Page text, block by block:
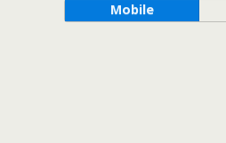
Mobile